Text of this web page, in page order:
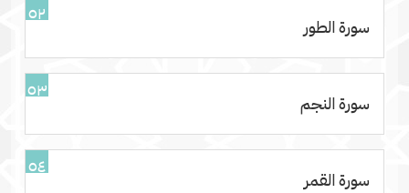
٥٢
سورة الطور
٥٣
سورة النجم
٥٤
سورة القمر